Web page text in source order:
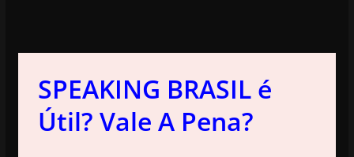
SPEAKING BRASIL é
Útil? Vale A Pena?